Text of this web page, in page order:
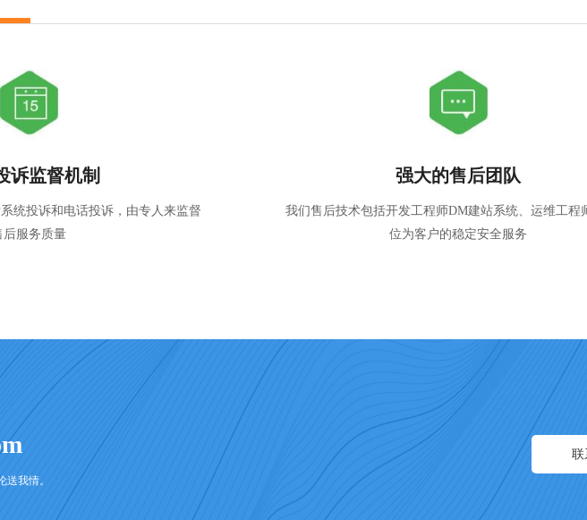
无休制度
定DM建站系统，我们在周末和节假
为客户提供售后支持
客户反馈
我们收到过很多客户DM建站系统给我们售后团队寄来
礼品，我们的售后得到极大认可
我情。
联